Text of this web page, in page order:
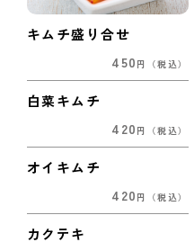
キムチ盛り合せ
450 円 （税込）
白菜キムチ
420 円 （税込）
オイキムチ
420 円 （税込）
カクテキ